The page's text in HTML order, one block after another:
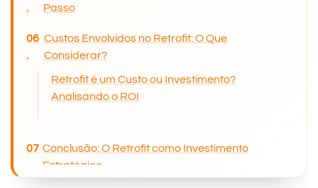
Passo
Custos Envolvidos no Retrofit: O Que
Considerar?
Retrofit é um Custo ou Investimento?
Analisando o ROI
Conclusão: O Retrofit como Investimento
Estratégico